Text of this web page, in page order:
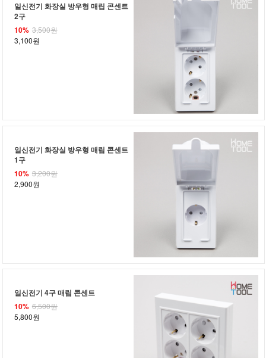
일신전기 화장실 방우형 매립 콘센트
2구
10% 3,500원
3,100원
일신전기 화장실 방우형 매립 콘센트
1구
10% 3,200원
2,900원
일신전기 4구 매립 콘센트
10% 6,500원
5,800원